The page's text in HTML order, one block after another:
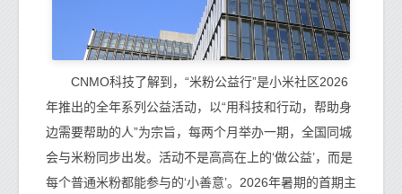
CNMO科技了解到，“米粉公益行”是小米社区2026
年推出的全年系列公益活动，以“用科技和行动，帮助身
边需要帮助的人”为宗旨，每两个月举办一期，全国同城
会与米粉同步出发。活动不是高高在上的‘做公益’，而是
每个普通米粉都能参与的‘小善意’。2026年暑期的首期主